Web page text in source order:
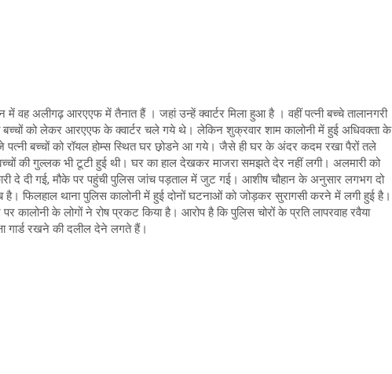
में वह अलीगढ़ आरएएफ में तैनात हैं । जहां उन्हें क्वार्टर मिला हुआ है । वहीं पत्नी बच्चे तालानगरी
बच्चों को लेकर आरएएफ के क्वार्टर चले गये थे। लेकिन शुक्रवार शाम कालोनी में हुई अधिवक्ता के
बच्चों को रॉयल होम्स स्थित घर छ़ोडने आ गये। जैसे ही घर के अंदर कदम रखा पैरों तले
की गुल्लक भी टूटी हुई थी। घर का हाल देखकर माजरा समझते देर नहीं लगी। अलमारी को
दे दी गई, मौके पर पहुंची पुलिस जांच पड़ताल में जुट गई। आश‌ीष चौ‌हान के अनुसार लगभग दो
फिलहाल थाना पुलिस कालोनी में हुई दोनों घटनाओं को जोड़कर सुरागसी करने में लगी हुई है।
कालोनी के लोगों ने रोष प्रकट किया ‌है। आरोप है कि पुलिस चोरों के प्रति लापरवाह रवैया
गार्ड रखने की दलील देने लगते हैं।